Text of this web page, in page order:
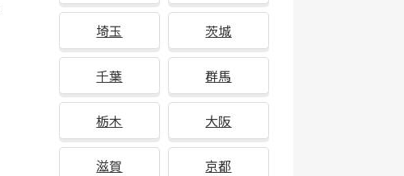
埼玉 茨城
千葉 群馬
栃木 大阪
滋賀 京都